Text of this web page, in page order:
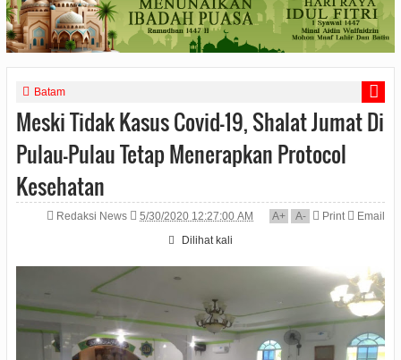
Batam
Meski Tidak Kasus Covid-19, Shalat Jumat Di
Pulau-Pulau Tetap Menerapkan Protocol
Kesehatan
Redaksi News 5/30/2020 12:27:00 AM A+ A- Print
Email
Dilihat kali